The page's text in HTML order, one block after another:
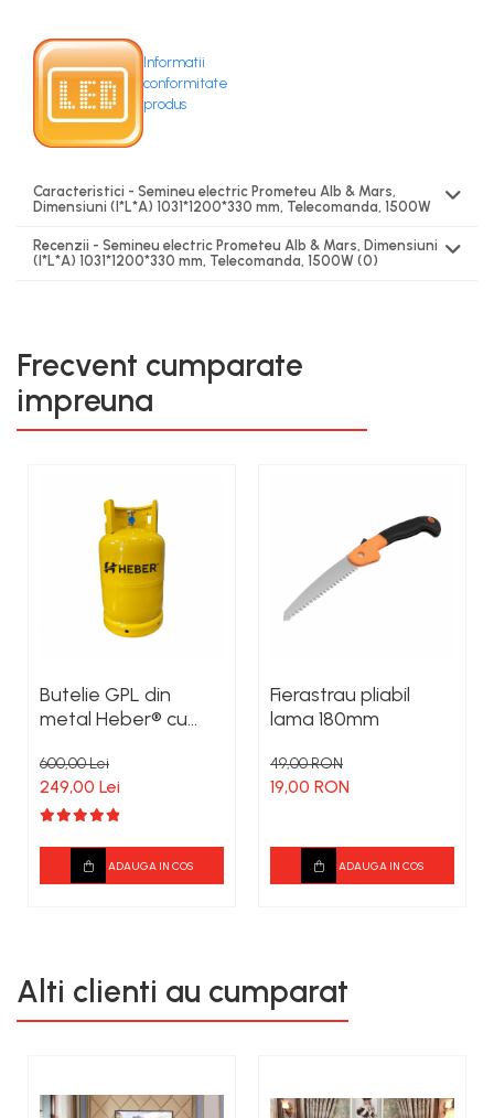
Informatii
conformitate
produs
Caracteristici - Semineu electric Prometeu Alb & Mars,
Dimensiuni (I*L*A) 1031*1200*330 mm, Telecomanda, 1500W
Recenzii - Semineu electric Prometeu Alb & Mars, Dimensiuni
(I*L*A) 1031*1200*330 mm, Telecomanda, 1500W (0)
Frecvent cumparate
impreuna
Butelie GPL din
metal Heber® cu
1/2, nealimentata cu
gaz
600,00 Lei
249,00 Lei
ADAUGA IN COS
Fierastrau pliabil
lama 180mm
49,00 RON
19,00 RON
ADAUGA IN COS
Alti clienti au cumparat